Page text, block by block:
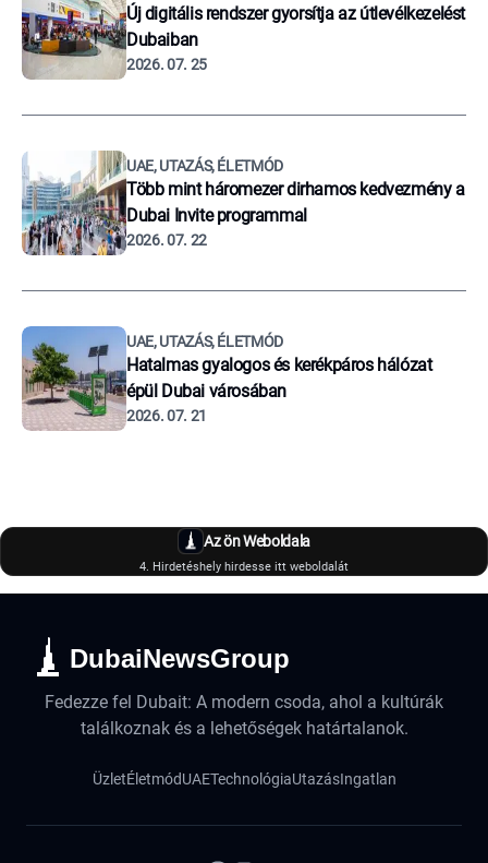
Új digitális rendszer gyorsítja az útlevélkezelést
Dubaiban
2026. 07. 25
UAE, UTAZÁS, ÉLETMÓD
Több mint háromezer dirhamos kedvezmény a
Dubai Invite programmal
2026. 07. 22
UAE, UTAZÁS, ÉLETMÓD
Hatalmas gyalogos és kerékpáros hálózat
épül Dubai városában
2026. 07. 21
Az ön Weboldala
4. Hirdetéshely hirdesse itt weboldalát
DubaiNewsGroup
Fedezze fel Dubait: A modern csoda, ahol a kultúrák
találkoznak és a lehetőségek határtalanok.
ÜzletÉletmódUAETechnológiaUtazásIngatlan